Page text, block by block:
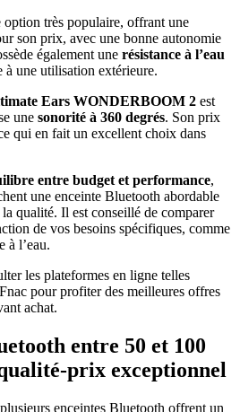
option très populaire, offrant une
son prix, avec une bonne autonomie
également une résistance à l’eau
à une utilisation extérieure.
Ears WONDERBOOM 2 est
une sonorité à 360 degrés. Son prix
qui en fait un excellent choix dans
entre budget et performance,
une enceinte Bluetooth abordable
qualité. Il est conseillé de comparer
de vos besoins spécifiques, comme
à l’eau.
les plateformes en ligne telles
pour profiter des meilleures offres
achat.
entre 50 et 100
prix exceptionnel
enceintes Bluetooth offrent un